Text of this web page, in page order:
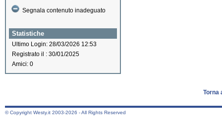
Segnala contenuto inadeguato
Statistiche
Ultimo Login: 28/03/2026 12:53
Registrato il : 30/01/2025
Amici: 0
Torna
© Copyright Westy.it 2003-2026 - All Rights Reserved